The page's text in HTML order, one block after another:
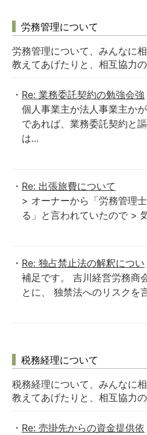
労務管理について
労務管理について、みんなに
教えてあげたりと、相互協力
Re: 業務委託契約の勉強会強
個人事業主か法人事業主か
であれば、業務委託契約と
は...
Re: 出張旅費について
> オーナーから「労務管理
る」と言われていたので >
Re: 独占禁止法の解釈につい
補足です。 吉川経営労務商
とに、 独禁法へのリスクを
税務経理について
税務経理について、みんなに
教えてあげたりと、相互協力
Re: 売掛先からの資金提供依